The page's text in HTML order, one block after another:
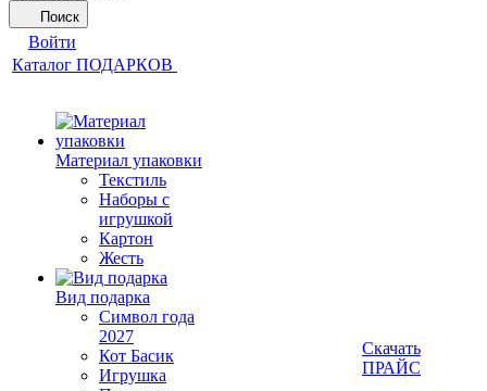
Поиск
Войти
Каталог ПОДАРКОВ
Материал упаковки
Текстиль
Наборы с
игрушкой
Картон
Жесть
Вид подарка
Символ года
2027
Кот Басик
Игрушка
Скачать
ПРАЙС